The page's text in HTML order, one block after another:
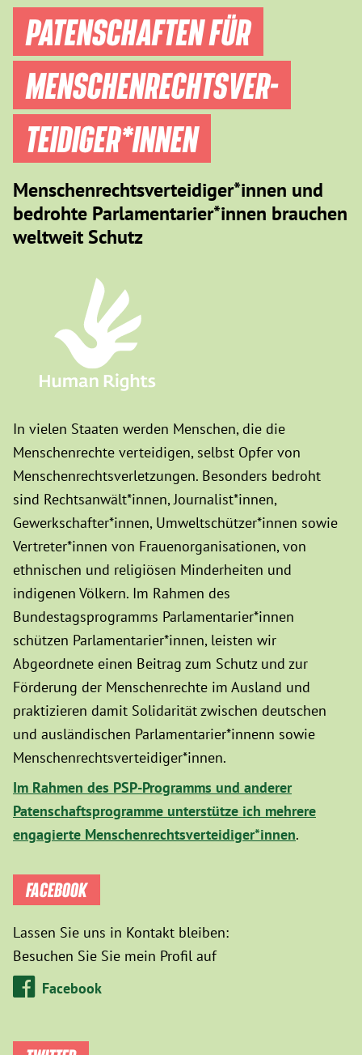
PATENSCHAFTEN FÜR
MENSCHEN­RECHTS­VER­
TEIDIGER­*INNEN
Menschenrechtsverteidiger*innen und
bedrohte Parlamentarier*innen brauchen
weltweit Schutz
In vielen Staaten werden Menschen, die die
Menschenrechte verteidigen, selbst Opfer von
Menschenrechtsverletzungen. Besonders bedroht
sind Rechtsanwält*innen, Journalist*innen,
Gewerkschafter*innen, Umweltschützer*innen sowie
Vertreter*innen von Frauenorganisationen, von
ethnischen und religiösen Minderheiten und
indigenen Völkern. Im Rahmen des
Bundestagsprogramms Parlamentarier*innen
schützen Parlamentarier*innen, leisten wir
Abgeordnete einen Beitrag zum Schutz und zur
Förderung der Menschenrechte im Ausland und
praktizieren damit Solidarität zwischen deutschen
und ausländischen Parlamentarier*innenn sowie
Menschenrechtsverteidiger*innen.
Im Rahmen des PSP-Programms und anderer
Patenschaftsprogramme unterstütze ich mehrere
engagierte Menschenrechtsverteidiger*innen.
FACEBOOK
Lassen Sie uns in Kontakt bleiben:
Besuchen Sie Sie mein Profil auf
Facebook